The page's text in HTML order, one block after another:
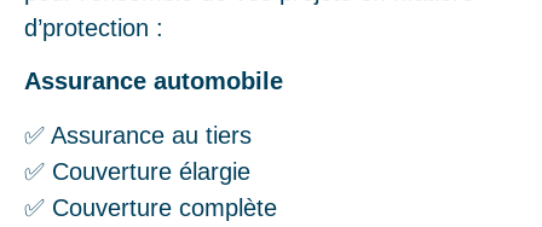
d’protection :
Assurance automobile
✅ Assurance au tiers
✅ Couverture élargie
✅ Couverture complète